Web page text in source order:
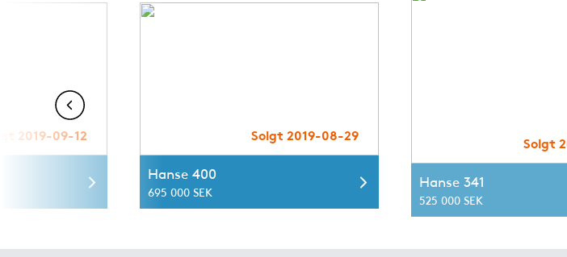
2019-09-12 Solgt 2019-08-29
Hanse 400
695 000 SEK
Solgt
Hanse 341
525 000 SEK